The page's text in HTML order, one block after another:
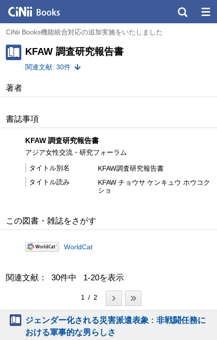
CiNii Books機能統合対応の追加実施をいたしました
KFAW 調査研究報告書
関連文献: 30件
著者
書誌事項
KFAW 調査研究報告書
アジア女性交流・研究フォーラム
タイトル別名
KFAW調査研究報告書
タイトル読み
KFAW チョウサ ケンキュウ ホウコク
ショ
この図書・雑誌をさがす
WorldCat
関連文献： 30件中 1-20を表示
1 / 2
ジェンダー化される災害派遣表象 : 非戦闘任務に
おける軍事的な男らしさ